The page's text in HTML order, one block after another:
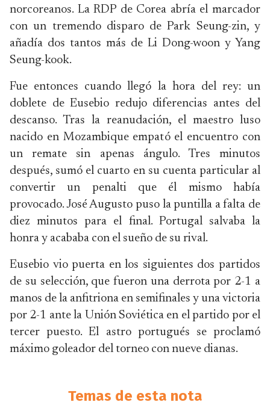
norcoreanos. La RDP de Corea abría el marcador
con un tremendo disparo de Park Seung-zin, y
añadía dos tantos más de Li Dong-woon y Yang
Seung-kook.
Fue entonces cuando llegó la hora del rey: un
doblete de Eusebio redujo diferencias antes del
descanso. Tras la reanudación, el maestro luso
nacido en Mozambique empató el encuentro con
un remate sin apenas ángulo. Tres minutos
después, sumó el cuarto en su cuenta particular al
convertir un penalti que él mismo había
provocado. José Augusto puso la puntilla a falta de
diez minutos para el final. Portugal salvaba la
honra y acababa con el sueño de su rival.
Eusebio vio puerta en los siguientes dos partidos
de su selección, que fueron una derrota por 2-1 a
manos de la anfitriona en semifinales y una victoria
por 2-1 ante la Unión Soviética en el partido por el
tercer puesto. El astro portugués se proclamó
máximo goleador del torneo con nueve dianas.
Temas de esta nota